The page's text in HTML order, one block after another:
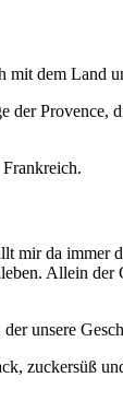
mit dem Land
mir da
Allein
unsere
zuckersüß